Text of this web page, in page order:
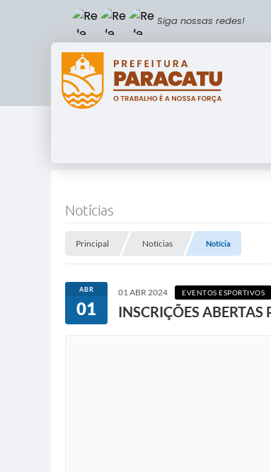
Siga nossas redes!
Notícias
Principal Notícias Notícia
ABR
01
01 ABR 2024 EVENTOS ESPORTIVOS
INSCRIÇÕES